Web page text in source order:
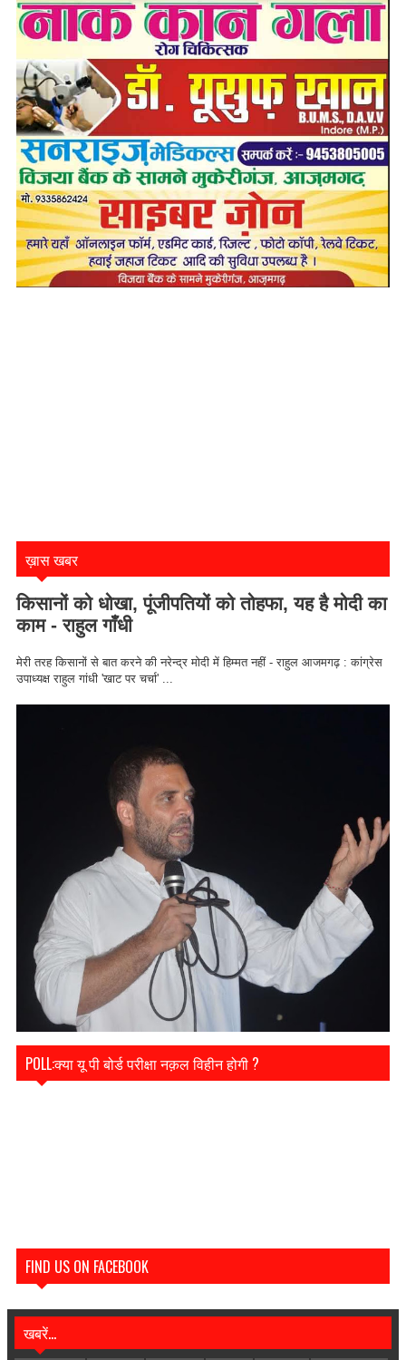
ख़ास खबर
किसानों को धोखा, पूंजीपतियों को तोहफा, यह है मोदी का
काम - राहुल गाँधी
मेरी तरह किसानों से बात करने की नरेन्द्र मोदी में हिम्मत नहीं - राहुल आजमगढ़ : कांग्रेस
उपाध्यक्ष राहुल गांधी 'खाट पर चर्चा' ...
POLL:क्या यू पी बोर्ड परीक्षा नक़ल विहीन होगी ?
FIND US ON FACEBOOK
खबरें...